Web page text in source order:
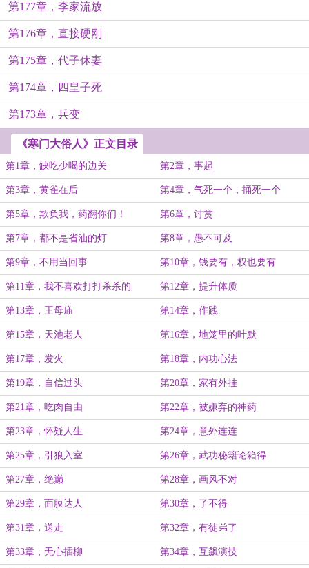
第177章，李家流放
第176章，直接硬刚
第175章，代子休妻
第174章，四皇子死
第173章，兵变
《寒门大俗人》正文目录
第1章，缺吃少喝的边关 第2章，事起
第3章，黄雀在后 第4章，气死一个，捅死一个
第5章，欺负我，药翻你们！ 第6章，讨赏
第7章，都不是省油的灯 第8章，愚不可及
第9章，不用当回事 第10章，钱要有，权也要有
第11章，我不喜欢打打杀杀的 第12章，提升体质
第13章，王母庙 第14章，作践
第15章，天池老人 第16章，地笼里的叶默
第17章，发火 第18章，内功心法
第19章，自信过头 第20章，家有外挂
第21章，吃肉自由 第22章，被嫌弃的神药
第23章，怀疑人生 第24章，意外连连
第25章，引狼入室 第26章，武功秘籍论箱得
第27章，绝巅 第28章，画风不对
第29章，面膜达人 第30章，了不得
第31章，送走 第32章，有徒弟了
第33章，无心插柳 第34章，互飙演技